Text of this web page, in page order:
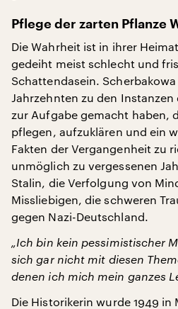
Pflege der zarten Pflanze
Die Wahrheit ist in ihrer
gedeiht meist schlecht und
Schattendasein.
Jahrzehnten zu den Instanzen
zur Aufgabe gemacht haben,
pflegen, aufzuklären und ein
Fakten der Vergangenheit zu
unmöglich zu vergessenen
Stalin, die Verfolgung von
Missliebigen, die schweren
gegen Nazi-Deutschland.
„Ich bin kein pessimistischer
sich gar nicht mit diesen
denen ich mich mein ganzes
Die Historikerin wurde 1949 in